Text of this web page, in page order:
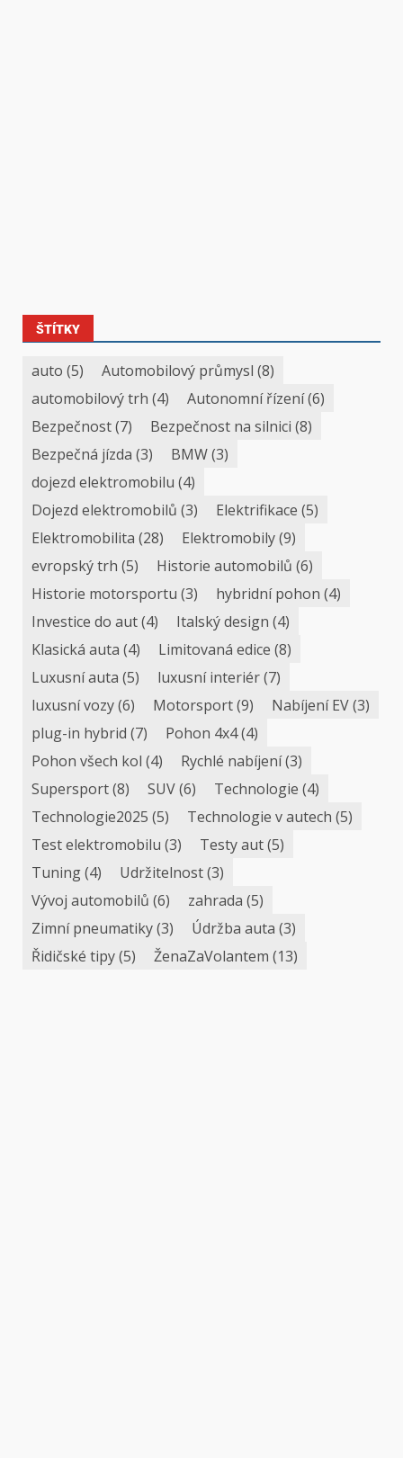
ŠTÍTKY
auto (5) Automobilový průmysl (8)
automobilový trh (4) Autonomní řízení(6)
Bezpečnost(7) Bezpečnost na silnici (8)
Bezpečná jízda (3) BMW(3)
dojezd elektromobilu (4)
Dojezd elektromobilů (3) Elektrifikace (5)
Elektromobilita (28) Elektromobily(9)
evropský trh (5) Historie automobilů (6)
Historie motorsportu (3) hybridní pohon (4)
Investice do aut(4) Italský design (4)
Klasická auta (4) Limitovaná edice (8)
Luxusní auta (5) luxusní interiér(7)
luxusní vozy(6) Motorsport(9) Nabíjení EV(3)
plug-in hybrid (7) Pohon 4x4(4)
Pohon všech kol (4) Rychlé nabíjení(3)
Supersport(8) SUV(6) Technologie (4)
Technologie2025 (5) Technologie v autech (5)
Test elektromobilu (3) Testy aut(5)
Tuning(4) Udržitelnost(3)
Vývoj automobilů (6) zahrada (5)
Zimní pneumatiky(3) Údržba auta (3)
Řidičské tipy(5) ŽenaZaVolantem (13)